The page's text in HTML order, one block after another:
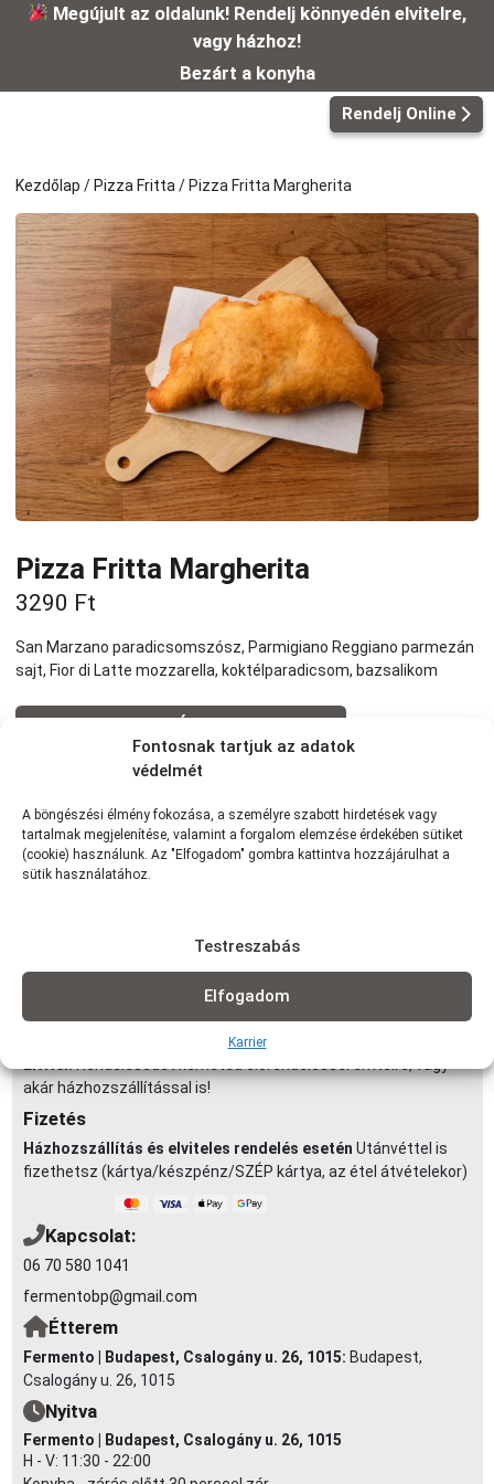
Fontosnak tartjuk az adatok
védelmét
A böngészési élmény fokozása, a személyre szabott hirdetések vagy
tartalmak megjelenítése, valamint a forgalom elemzése érdekében sütiket
(cookie) használunk. Az "Elfogadom" gombra kattintva hozzájárulhat a
sütik használatához.
Elfogadom
Testreszabás
Karrier
Kilépés Megújult az oldalunk! Rendelj könnyedén elvitelre,
vagy házhoz!
Bezárt a konyha
Rendelj Online
Kezdőlap /Pizza Fritta / Pizza Fritta Margherita
Pizza Fritta Margherita
3290 Ft
San Marzano paradicsomszósz, Parmigiano Reggiano parmezán
sajt, Fior di Latte mozzarella, koktélparadicsom, bazsalikom
KOSÁRBA
futárszolgálattal: 1,5 km -ig: 490Ft | 1,5-2,5 km-ig: 790Ft | 2,5-3,5
km-ig: 990Ft | 3,5-5 km-ig: 1290Ft | 4-5 km-ig: 1490Ft | 5-6 km-ig:
1990Ft | 6-7 km-ig: 2290Ft (minimum rendelés: 3 000 Ft)
Elvitel:Rendelésedet kérheted előrendeléssel elvitelre, vagy
akár házhozszállítással is!
Fizetés
Házhozszállítás és elviteles rendelés esetén Utánvéttel is
fizethetsz (kártya/készpénz/SZÉP kártya, az étel átvételekor)
Kapcsolat:
06 70 580 1041
fermentobp@gmail.com
Étterem
Fermento | Budapest, Csalogány u. 26, 1015: Budapest,
Csalogány u. 26, 1015
Nyitva
Fermento | Budapest, Csalogány u. 26, 1015
H - V: 11:30 - 22:00